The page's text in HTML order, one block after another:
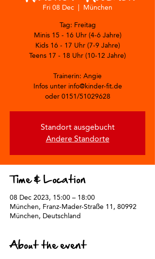
Fri 08 Dec München
Tag: Freitag
Minis 15 - 16 Uhr (4-6 Jahre)
Kids 16 - 17 Uhr (7-9 Jahre)
Teens 17 - 18 Uhr (10-12 Jahre)
Trainerin: Angie
Infos unter info@kinder-fit.de
oder 0151/51029628
Standort ausgebucht
Andere Standorte
Time & Location
08 Dec 2023, 15:00 – 18:00
München, Franz-Mader-Straße 11, 80992
München, Deutschland
About the event